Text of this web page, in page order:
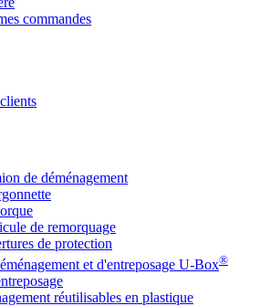
commandes
de déménagement
de remorquage
de protection
et d'entreposage U-Box®
réutilisables en plastique